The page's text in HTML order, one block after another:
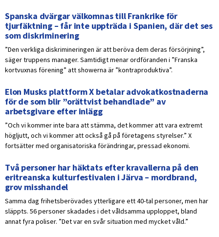
Spanska dvärgar välkomnas till Frankrike för
tjurfäktning – får inte uppträda i Spanien, där det ses
som diskriminering
”Den verkliga diskrimineringen är att beröva dem deras försörjning”,
säger truppens manager. Samtidigt menar ordföranden i ”Franska
kortvuxnas förening” att showerna är ”kontraproduktiva”.
Elon Musks plattform X betalar advokatkostnaderna
för de som blir ”orättvist behandlade” av
arbetsgivare efter inlägg
”Och vi kommer inte bara att stämma, det kommer att vara extremt
högljutt, och vi kommer att också gå på företagens styrelser.” X
fortsätter med organisatoriska förändringar, pressad ekonomi.
Två personer har häktats efter kravallerna på den
eritreanska kulturfestivalen i Järva – mordbrand,
grov misshandel
Samma dag frihetsberövades ytterligare ett 40-tal personer, men har
släppts. 56 personer skadades i det våldsamma upploppet, bland
annat fyra poliser. ”Det var en svår situation med mycket våld.”